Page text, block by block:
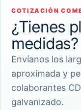
COTIZACIÓN
¿Tienes
medidas?
Envíanos los
aproximada y
colaborantes
galvanizado.